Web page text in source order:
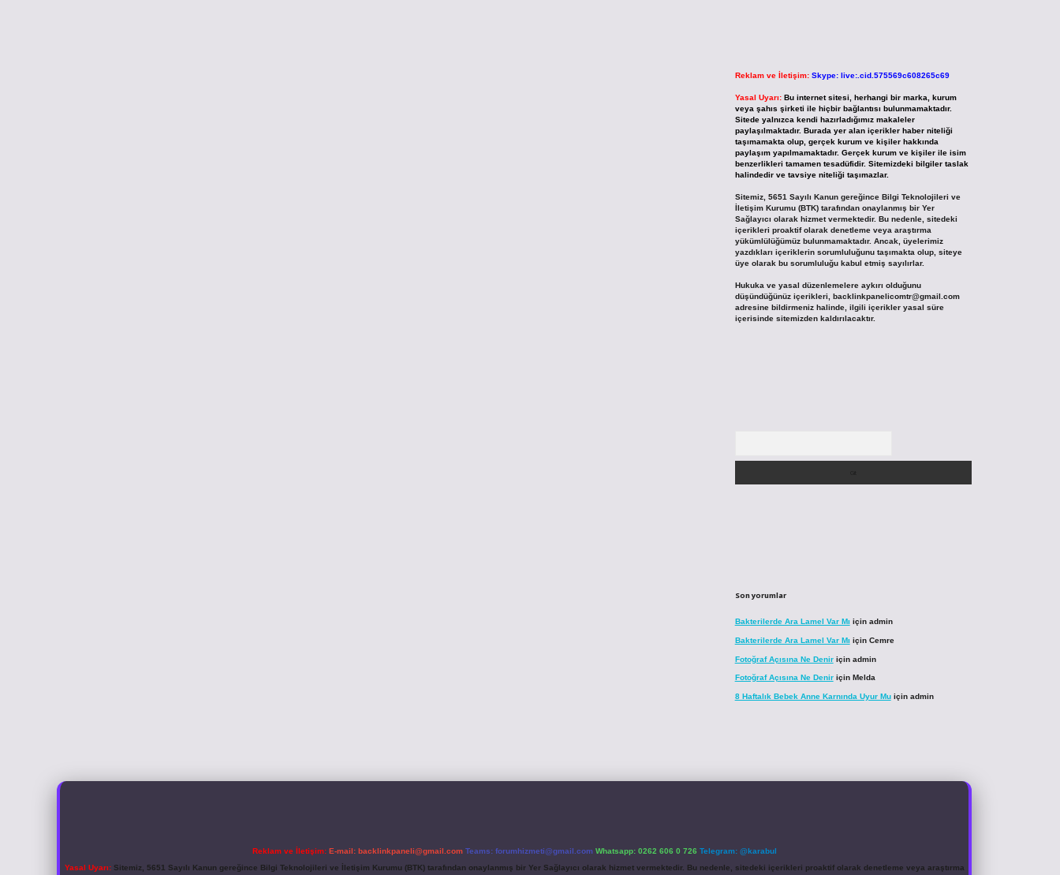
Reklam ve İletişim: Skype: live:.cid.575569c608265c69
Yasal Uyarı: Bu internet sitesi, herhangi bir marka, kurum
veya şahıs şirketi ile hiçbir bağlantısı bulunmamaktadır.
Sitede yalnızca kendi hazırladığımız makaleler
paylaşılmaktadır. Burada yer alan içerikler haber niteliği
taşımamakta olup, gerçek kurum ve kişiler hakkında
paylaşım yapılmamaktadır. Gerçek kurum ve kişiler ile isim
benzerlikleri tamamen tesadüfidir. Sitemizdeki bilgiler taslak
halindedir ve tavsiye niteliği taşımazlar.
Sitemiz, 5651 Sayılı Kanun gereğince Bilgi Teknolojileri ve
İletişim Kurumu (BTK) tarafından onaylanmış bir Yer
Sağlayıcı olarak hizmet vermektedir. Bu nedenle, sitedeki
içerikleri proaktif olarak denetleme veya araştırma
yükümlülüğümüz bulunmamaktadır. Ancak, üyelerimiz
yazdıkları içeriklerin sorumluluğunu taşımakta olup, siteye
üye olarak bu sorumluluğu kabul etmiş sayılırlar.
Hukuka ve yasal düzenlemelere aykırı olduğunu
düşündüğünüz içerikleri, backlinkpanelicomtr@gmail.com
adresine bildirmeniz halinde, ilgili içerikler yasal süre
içerisinde sitemizden kaldırılacaktır.
Son yorumlar
Bakterilerde Ara Lamel Var Mı için admin
Bakterilerde Ara Lamel Var Mı için Cemre
Fotoğraf Açısına Ne Deniriçin admin
Fotoğraf Açısına Ne Deniriçin Melda
8 Haftalık Bebek Anne Karnında Uyur Muiçin admin
Reklam ve İletişim: E-mail: backlinkpaneli@gmail.com Teams: forumhizmeti@gmail.com Whatsapp: 0262 606 0 726 Telegram: @karabul
Yasal Uyarı:Sitemiz, 5651 Sayılı Kanun gereğince Bilgi Teknolojileri ve İletişim Kurumu (BTK) tarafından onaylanmış bir Yer Sağlayıcı olarak hizmet vermektedir. Bu nedenle, sitedeki içerikleri proaktif olarak denetleme veya araştırma